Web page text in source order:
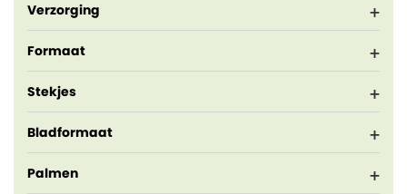
Verzorging
Formaat
Stekjes
Bladformaat
Palmen